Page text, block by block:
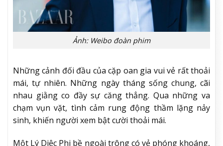
Ảnh: Weibo đoàn phim
Những cảnh đối đầu của cặp oan gia vui vẻ rất thoải
mái, tự nhiên. Những ngày tháng sống chung, cãi
nhau giằng co đầy sự căng thẳng. Qua những va
chạm vụn vặt, tình cảm rung động thầm lặng nảy
sinh, khiến người xem bật cười thoải mái.
Một Lý Diệc Phi bề ngoài trông có vẻ phóng khoáng,